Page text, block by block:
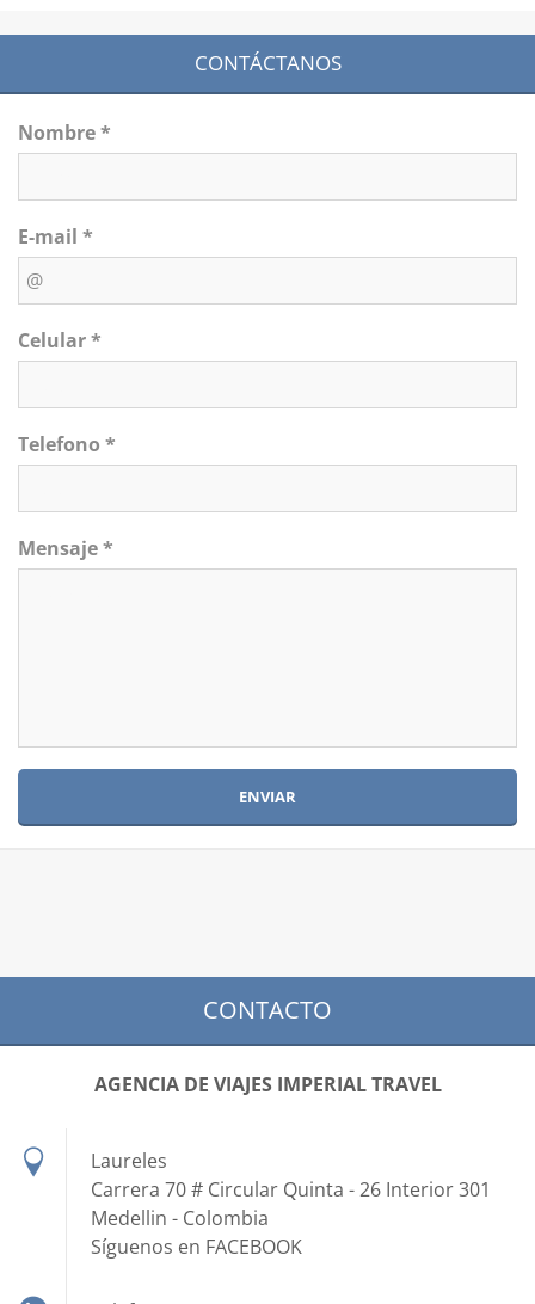
CONTÁCTANOS
Nombre *
E-mail *
Celular *
Telefono *
Mensaje *
CONTACTO
AGENCIA DE VIAJES IMPERIAL TRAVEL
Laureles
Carrera 70 # Circular Quinta - 26 Interior 301
Medellin - Colombia
Síguenos en FACEBOOK